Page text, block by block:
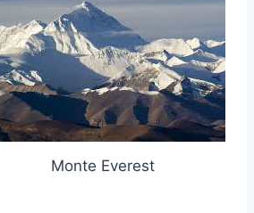
Monte Everest